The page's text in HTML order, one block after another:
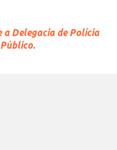
a Delegacia de Polícia